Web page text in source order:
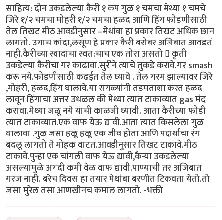
साहित्य: दोन उकडलेल्या कैरी १ कप गुळ १ चमचा मेथ्या १ चमचे
जिरे १/२ चमचा मोहरी १/२ चमचा हळद आणि हिंग फोडणीसाठी
तेल तिखट मीठ आवडीनुसार –मेथांबा हा प्रकार तिखट अधिक छान
लागतो. उगाच कांदा,लसूण हे प्रकार कैरी बरोबर अजिबात आवडतं
नाही.कैरीच्या स्वादाचा स्वत:चाच एक तोरा असतो  कृती
उकडेल्या कैरीचा गर काढावा.सुरीने त्याचे तुकडे करावे.गर smash
करू नये.फोडणीसाठी कढईत तेल घ्यावे . तेल गरम झाल्यावर जिरे
,मोहरी, हळद,हिंग घालावे.या सगळ्यांनी तडमताशा करत हळद
लावून हिंगाचा अत्तर उधळल की मेथ्या त्यात टाकाव्यात gas मंद
करावा.मेथ्या जळू नये याची काळजी घ्यावी. आता कैरीच्या फोडी
त्यात टाकाव्यात.एक वाफ येऊ द्यावी.आता त्यात किसलेला गुळ
घालावा .गुळ जसा हळू हळू एक जीव होता आणि पदार्थाचा रंग
बदलू लागतो ते मोहक वाटत.आवडीनुसार तिखट टाकावे.मीठ
टाकावे.पुन्हा एक चांगली वाफ येऊ द्यावी,कैऱ्या उकडलेल्या
असल्यामुळे अगदी कमी वेळ वाफ द्यावी.पाण्याची तर अजिबात
गरज नाही. बरेच दिवस हा तयार मेथांबा बरणीत टिकवता येतो.तो
जसा मुरेल तसा आणखीनच कमाल लागतो. -भक्ती